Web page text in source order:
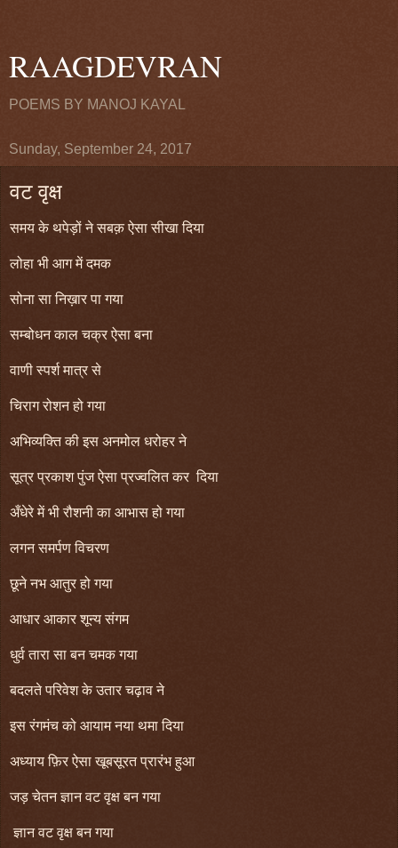
RAAGDEVRAN
POEMS BY MANOJ KAYAL
Sunday, September 24, 2017
वट वृक्ष
समय के थपेड़ों ने सबक़ ऐसा सीखा दिया
लोहा भी आग में दमक
सोना सा निख़ार पा गया
सम्बोधन काल चक्र ऐसा बना
वाणी स्पर्श मात्र से
चिराग रोशन हो गया
अभिव्यक्ति की इस अनमोल धरोहर ने
सूत्र प्रकाश पुंज ऐसा प्रज्वलित कर दिया
अँधेरे में भी रौशनी का आभास हो गया
लगन समर्पण विचरण
छूने नभ आतुर हो गया
आधार आकार शून्य संगम
धुर्व तारा सा बन चमक गया
बदलते परिवेश के उतार चढ़ाव ने
इस रंगमंच को आयाम नया थमा दिया
अध्याय फ़िर ऐसा खूबसूरत प्रारंभ हुआ
जड़ चेतन ज्ञान वट वृक्ष बन गया
ज्ञान वट वृक्ष बन गया